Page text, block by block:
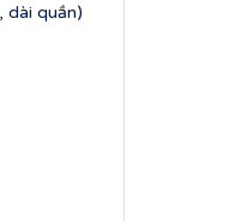
dài quần)